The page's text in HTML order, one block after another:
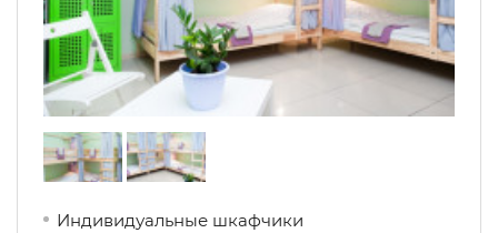
Индивидуальные шкафчики